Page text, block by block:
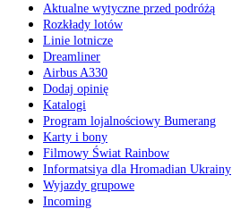
Aktualne wytyczne przed podróżą
Rozkłady lotów
Linie lotnicze
Dreamliner
Airbus A330
Dodaj opinię
Katalogi
Program lojalnościowy Bumerang
Karty i bony
Filmowy Świat Rainbow
Informatsiya dla Hromadian Ukrainy
Wyjazdy grupowe
Incoming